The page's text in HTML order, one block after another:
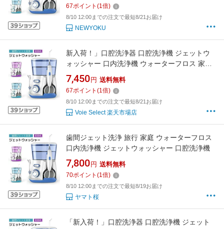
67ポイント (1倍)
8/10 12:00までの注文で最短8/21お届け
NEWYOKU
新入荷！」口腔洗浄器 口腔洗浄機 ジェットウ
ォッシャー 口内洗浄機 ウォーターフロス 家庭
旅行 歯間ジェット洗浄 800ml大容量 ジェッ
7,450 円 送料無料
67ポイント (1倍)
8/10 12:00までの注文で最短8/21お届け
Voie Select 楽天市場店
歯間ジェット洗浄 旅行 家庭 ウォーターフロス
口内洗浄機 ジェットウォッシャー 口腔洗浄機
7,800 円 送料無料
70ポイント (1倍)
8/10 12:00までの注文で最短8/19お届け
ヤマト桜
「新入荷！」口腔洗浄器 口腔洗浄機 ジェット